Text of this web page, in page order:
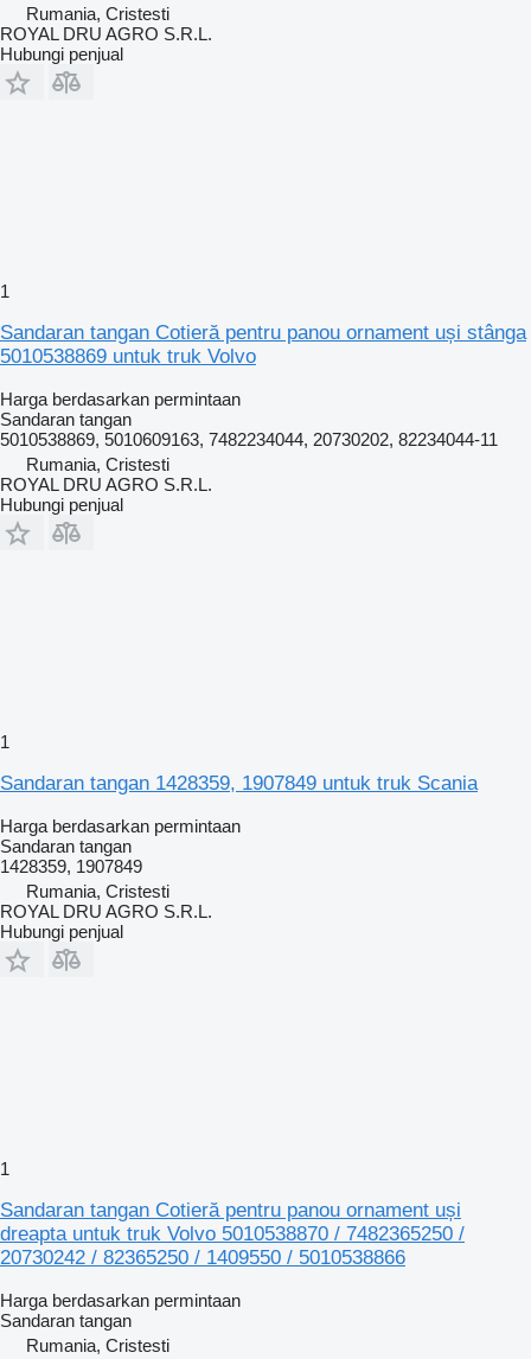
Rumania, Cristesti
ROYAL DRU AGRO S.R.L.
Hubungi penjual
1
Sandaran tangan Cotieră pentru panou ornament uși stânga
5010538869 untuk truk Volvo
Harga berdasarkan permintaan
Sandaran tangan
5010538869, 5010609163, 7482234044, 20730202, 82234044-11
Rumania, Cristesti
ROYAL DRU AGRO S.R.L.
Hubungi penjual
1
Sandaran tangan 1428359, 1907849 untuk truk Scania
Harga berdasarkan permintaan
Sandaran tangan
1428359, 1907849
Rumania, Cristesti
ROYAL DRU AGRO S.R.L.
Hubungi penjual
1
Sandaran tangan Cotieră pentru panou ornament uși
dreapta untuk truk Volvo 5010538870 / 7482365250 /
20730242 / 82365250 / 1409550 / 5010538866
Harga berdasarkan permintaan
Sandaran tangan
Rumania, Cristesti